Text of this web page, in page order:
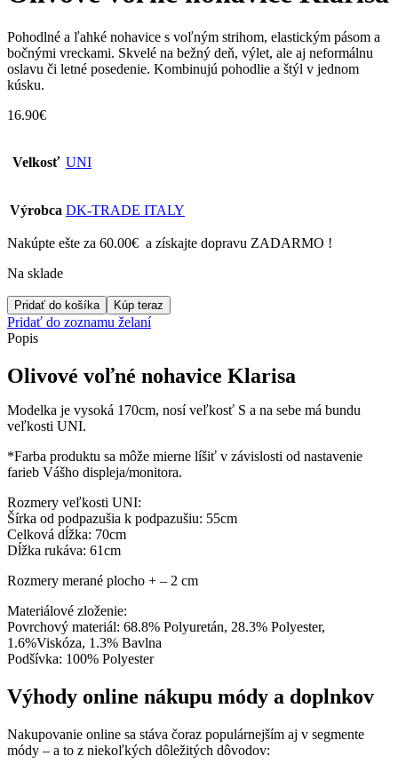
Pohodlné a ľahké nohavice s voľným strihom, elastickým pásom a
bočnými vreckami. Skvelé na bežný deň, výlet, ale aj neformálnu
oslavu či letné posedenie. Kombinujú pohodlie a štýl v jednom
kúsku.
16.90€
Velkosť UNI
Výrobca DK-TRADE ITALY
Nakúpte ešte za 60.00€ a získajte dopravu ZADARMO !
Na sklade
množstvo
Olivové
voľné
nohavice
Klarisa
Pridať do košíka Kúp teraz
Pridať do zoznamu želaní
Popis
Olivové voľné nohavice Klarisa
Modelka je vysoká 170cm, nosí veľkosť S a na sebe má bundu
veľkosti UNI.
*Farba produktu sa môže mierne líšiť v závislosti od nastavenie
farieb Vášho displeja/monitora.
Rozmery veľkosti UNI:
Šírka od podpazušia k podpazušiu: 55cm
Celková dĺžka: 70cm
Dĺžka rukáva: 61cm
Rozmery merané plocho + – 2 cm
Materiálové zloženie:
Povrchový materiál: 68.8% Polyuretán, 28.3% Polyester,
1.6%Viskóza, 1.3% Bavlna
Podšívka: 100% Polyester
Výhody online nákupu módy a doplnkov
Nakupovanie online sa stáva čoraz populárnejším aj v segmente
módy – a to z niekoľkých dôležitých dôvodov: